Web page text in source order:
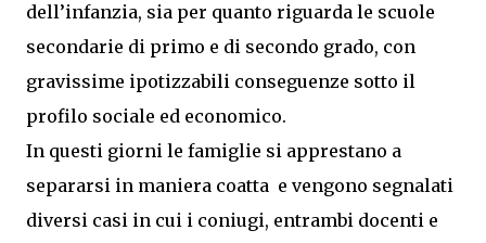
dell’infanzia, sia per quanto riguarda le scuole
secondarie di primo e di secondo grado, con
gravissime ipotizzabili conseguenze sotto il
profilo sociale ed economico.
In questi giorni le famiglie si apprestano a
separarsi in maniera coatta e vengono segnalati
diversi casi in cui i coniugi, entrambi docenti e